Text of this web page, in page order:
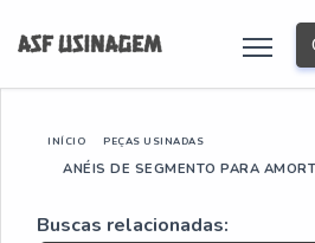
INÍCIO PEÇAS USINADAS
ANÉIS DE SEGMENTO PARA
Buscas relacionadas: